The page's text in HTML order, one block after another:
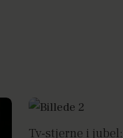
Tv-stjerne i